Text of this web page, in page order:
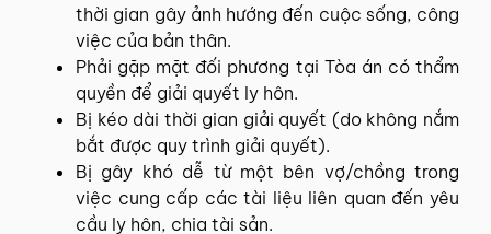
thời gian gây ảnh hướng đến cuộc sống, công
việc của bản thân.
Phải gặp mặt đối phương tại Tòa án có thẩm
quyền để giải quyết ly hôn.
Bị kéo dài thời gian giải quyết (do không nắm
bắt được quy trình giải quyết).
Bị gây khó dễ từ một bên vợ/chồng trong
việc cung cấp các tài liệu liên quan đến yêu
cầu ly hôn, chia tài sản.